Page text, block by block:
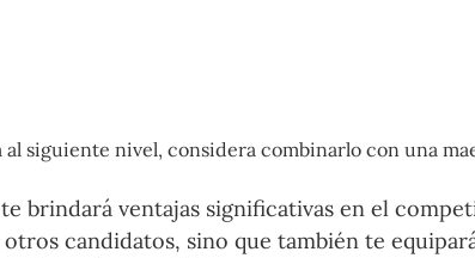
siguiente nivel, considera combinarlo con una
brindará ventajas significativas en el
candidatos, sino que también te